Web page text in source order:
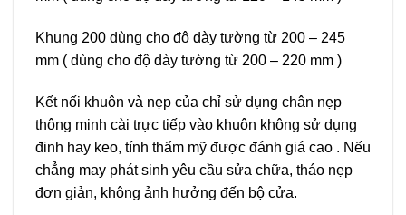
Khung 200 dùng cho độ dày tường từ 200 – 245
mm ( dùng cho độ dày tường từ 200 – 220 mm )
Kết nối khuôn và nẹp của chỉ sử dụng chân nẹp
thông minh cài trực tiếp vào khuôn không sử dụng
đinh hay keo, tính thẩm mỹ được đánh giá cao . Nếu
chẳng may phát sinh yêu cầu sửa chữa, tháo nẹp
đơn giản, không ảnh hưởng đến bộ cửa.